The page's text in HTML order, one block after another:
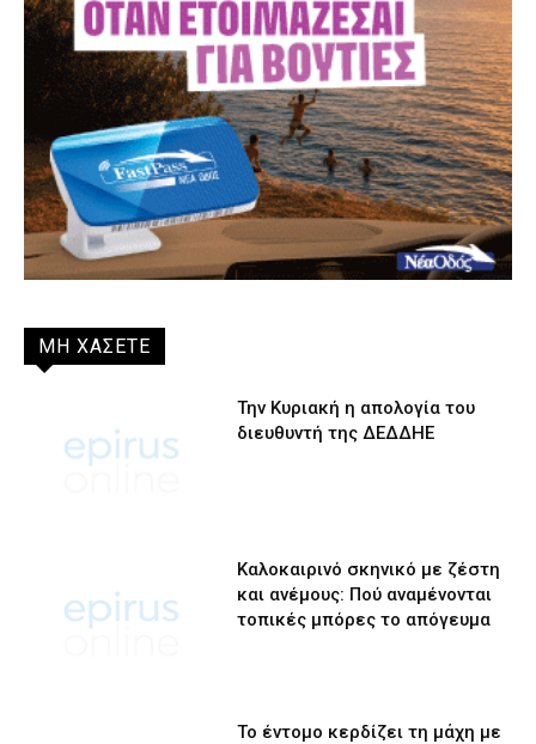
ΜΗ ΧΑΣΕΤΕ
Την Κυριακή η απολογία του
διευθυντή της ΔΕΔΔΗΕ
Καλοκαιρινό σκηνικό με ζέστη
και ανέμους: Πού αναμένονται
τοπικές μπόρες το απόγευμα
Το έντομο κερδίζει τη μάχη με